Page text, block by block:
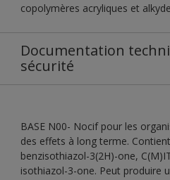
copolymères acryliques et
Documentation
sécurité
BASE N00- Nocif pour les
des effets à long terme.
benzisothiazol-3(2H)-one,
isothiazol-3-one. Peut produire